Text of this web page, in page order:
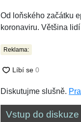
Od loňského začátku
koronaviru. Většina
Reklama:
Diskutujme slušně.
Vstup do diskuze